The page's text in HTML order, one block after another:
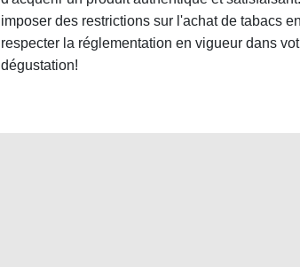
imposer des restrictions sur l'achat de tabacs
respecter la réglementation en vigueur dans
dégustation!